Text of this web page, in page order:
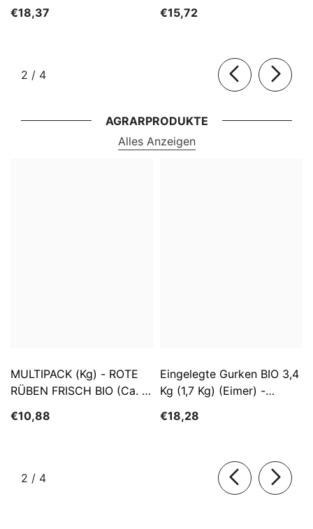
€18,37
€15,72
2 / von
4
AGRARPRODUKTE
Alles Anzeigen
MULTIPACK (kg) - ROTE
RÜBEN FRISCH BIO (ca. 5
€10,88
Eingelegte Gurken BIO 3,4
Kg (1,7 Kg) (Eimer) -
€18,28
2 / von
4